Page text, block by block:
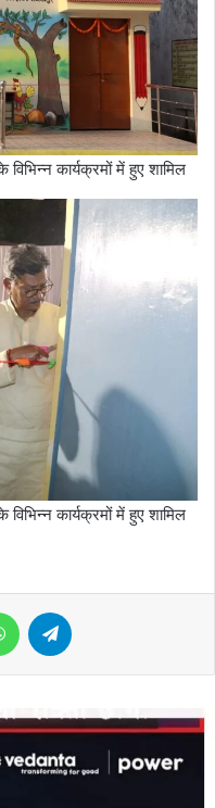
कार्यक्रमों में हुए शामिल
कार्यक्रमों में हुए शामिल
WhatsApp